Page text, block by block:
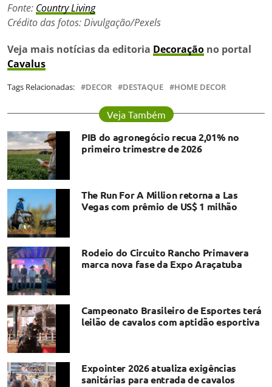
Fonte: Country Living
Crédito das fotos: Divulgação/Pexels
Veja mais notícias da editoria Decoração no portal
Cavalus
Tags Relacionadas: DECOR DESTAQUE HOME DECOR
Veja Também
PIB do agronegócio recua 2,01% no
primeiro trimestre de 2026
The Run For A Million retorna a Las
Vegas com prêmio de US$ 1 milhão
Rodeio do Circuito Rancho Primavera
marca nova fase da Expo Araçatuba
Campeonato Brasileiro de Esportes terá
leilão de cavalos com aptidão esportiva
Expointer 2026 atualiza exigências
sanitárias para entrada de cavalos